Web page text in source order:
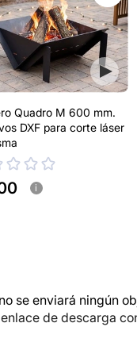
Quadro M 600 mm.
DXF para corte láser
i
se enviará ningún
de descarga